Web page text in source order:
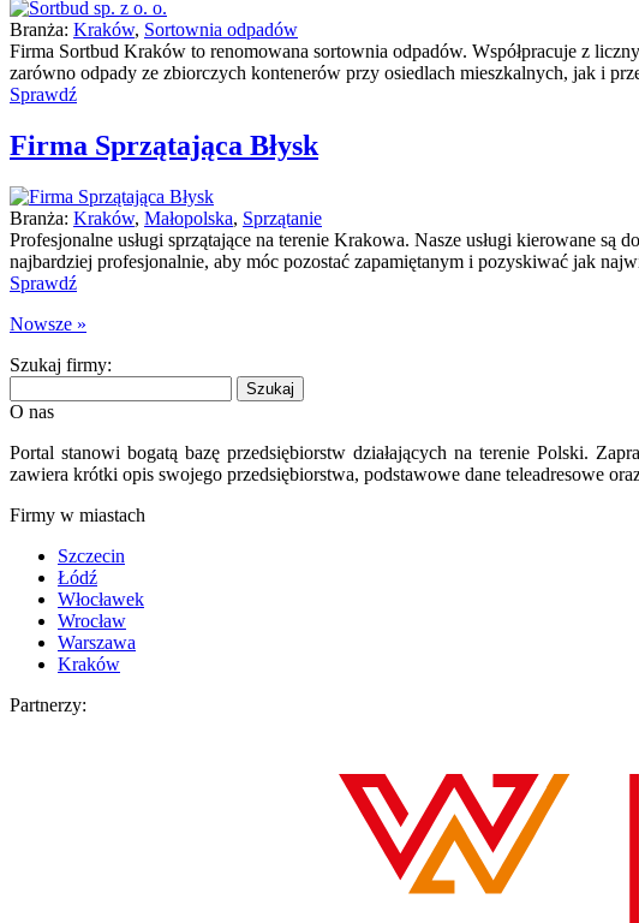
Branża: Kraków, Sortownia odpadów
Firma Sortbud Kraków to renomowana sortownia odpadów. Współpracuje z
zarówno odpady ze zbiorczych kontenerów przy osiedlach mieszkalnych, jak i
Sprawdź
Firma Sprzątająca Błysk
Branża: Kraków, Małopolska, Sprzątanie
Profesjonalne usługi sprzątające na terenie Krakowa. Nasze usługi kierowane
najbardziej profesjonalnie, aby móc pozostać zapamiętanym i pozyskiwać jak
Sprawdź
Nowsze »
Szukaj firmy:
O nas
Portal stanowi bogatą bazę przedsiębiorstw działających na terenie Polski.
zawiera krótki opis swojego przedsiębiorstwa, podstawowe dane teleadresowe
Firmy w miastach
Szczecin
Łódź
Włocławek
Wrocław
Warszawa
Kraków
Partnerzy: